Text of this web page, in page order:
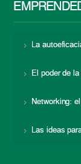
La
El poder de
Networking:
Las ideas